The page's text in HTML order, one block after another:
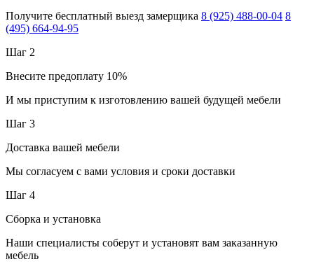
Получите бесплатный выезд замерщика 8 (925) 488-00-04 8
(495) 664-94-95
Шаг 2
Внесите предоплату 10%
И мы приступим к изготовлению вашей будущей мебели
Шаг 3
Доставка вашей мебели
Мы согласуем с вами условия и сроки доставки
Шаг 4
Сборка и установка
Наши специалисты соберут и установят вам заказанную
мебель